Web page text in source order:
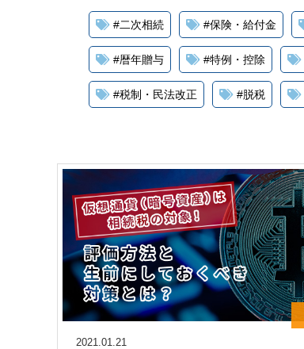
#二次相続 #保険・給付金
#暦年贈与 #特例・控除
#税制・民法改正 #脱税
2021.01.21